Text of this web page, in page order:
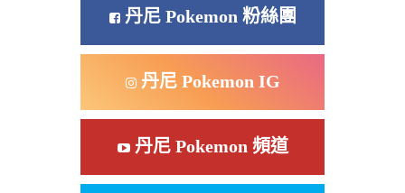
丹尼 Pokemon 粉絲團
丹尼 Pokemon IG
丹尼 Pokemon 頻道